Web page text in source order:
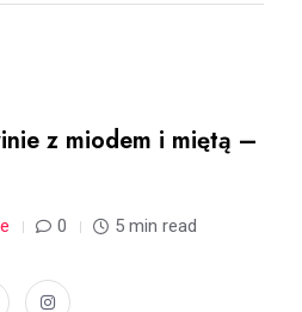
z miodem i miętą –
0 5 min read